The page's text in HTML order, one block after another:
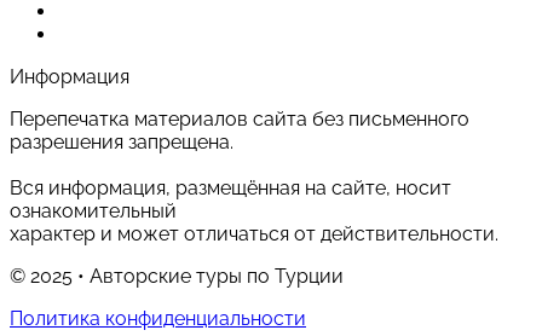
Информация
Перепечатка материалов сайта без письменного
разрешения запрещена.
Вся информация, размещённая на сайте, носит
ознакомительный
характер и может отличаться от действительности.
© 2025 • Авторские туры по Турции
Политика конфиденциальности